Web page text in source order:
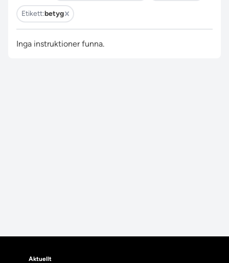
Etikett:betyg
Inga instruktioner funna.
Aktuellt